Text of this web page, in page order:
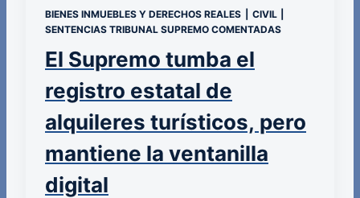
BIENES INMUEBLES Y DERECHOS REALES CIVIL
SENTENCIAS TRIBUNAL SUPREMO COMENTADAS
El Supremo tumba el
registro estatal de
alquileres turísticos, pero
mantiene la ventanilla
digital